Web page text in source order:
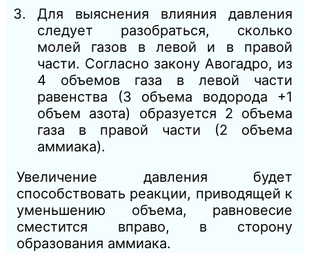
Для выяснения влияния давления
следует разобраться, сколько
молей газов в левой и в правой
части. Согласно закону Авогадро, из
4 объемов газа в левой части
равенства (3 объема водорода +1
объем азота) образуется 2 объема
газа в правой части (2 объема
аммиака).
Увеличение давления будет
способствовать реакции, приводящей к
уменьшению объема, равновесие
сместится вправо, в сторону
образования аммиака.